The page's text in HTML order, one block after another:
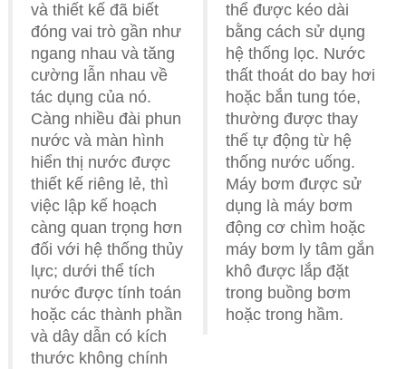
và thiết kế đã biết
đóng vai trò gần như
ngang nhau và tăng
cường lẫn nhau về
tác dụng của nó.
Càng nhiều đài phun
nước và màn hình
hiển thị nước được
thiết kế riêng lẻ, thì
việc lập kế hoạch
càng quan trọng hơn
đối với hệ thống thủy
lực; dưới thể tích
nước được tính toán
hoặc các thành phần
và dây dẫn có kích
thước không chính
thể được kéo dài
bằng cách sử dụng
hệ thống lọc. Nước
thất thoát do bay hơi
hoặc bắn tung tóe,
thường được thay
thế tự động từ hệ
thống nước uống.
Máy bơm được sử
dụng là máy bơm
động cơ chìm hoặc
máy bơm ly tâm gắn
khô được lắp đặt
trong buồng bơm
hoặc trong hầm.